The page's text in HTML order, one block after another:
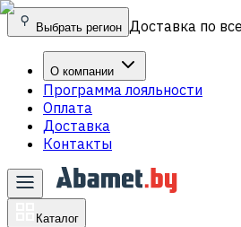
Выбрать регион Доставка по
О компании
Программа лояльности
Оплата
Доставка
Контакты
Каталог